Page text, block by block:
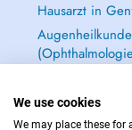
Hausarzt in
Augenheilkunde
We use cookies
We may place these for